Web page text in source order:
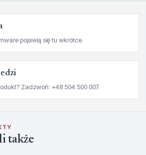
pojawią się tu wkrótce.
Zadzwoń: +48 504 500 007.
także